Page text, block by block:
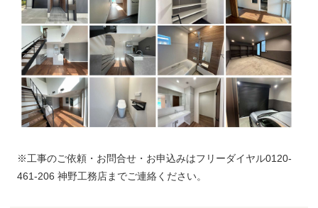
※工事のご依頼・お問合せ・お申込みはフリーダイヤル0120-
461-206 神野工務店までご連絡ください。